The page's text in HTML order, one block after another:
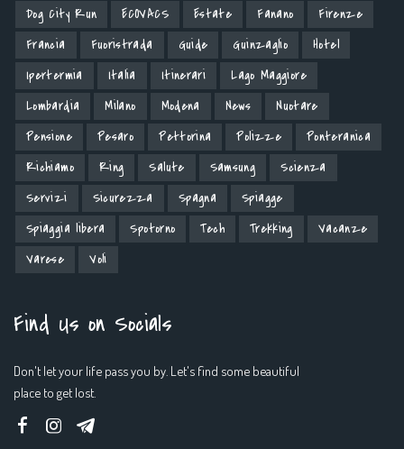
Dog City Run
ECOVACS Estate Fanano
Firenze
Francia
Fuoristrada Guide Guinzaglio
Hotel
Ipertermia
Italia Itinerari
Lago Maggiore
Lombardia
Milano Modena News
Nuotare
Pensione
Pesaro Pettorina Polizze
Ponteranica
Richiamo
Ring Salute Samsung
Scienza
Servizi
Sicurezza Spagna
Spiagge
Spiaggia libera
Spotorno Tech Trekking
Vacanze
Varese
Voli
Find Us on Socials
Don't let your life pass you by. Let's find some beautiful
place to get lost.